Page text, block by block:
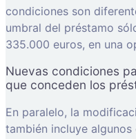
condiciones son
umbral del préstamo
335.000 euros, en una
Nuevas condiciones
que conceden los
En paralelo, la
también incluye